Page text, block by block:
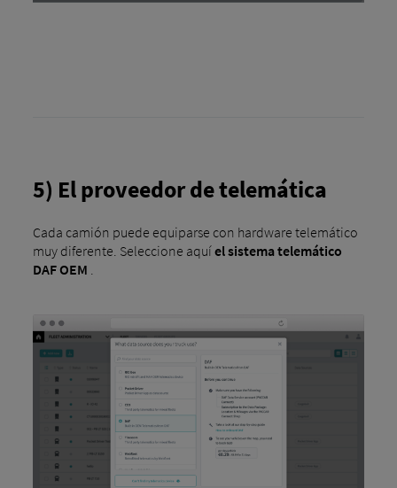
5) El proveedor de telemática
Cada camión puede equiparse con hardware telemático
muy diferente. Seleccione aquíel sistema telemático
DAF OEM